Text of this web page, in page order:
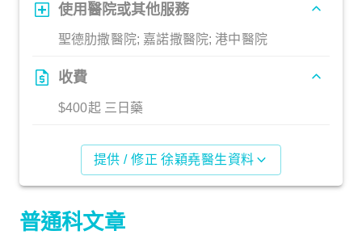
使用醫院或其他服務
聖德肋撒醫院; 嘉諾撒醫院; 港中醫院
收費
$400起 三日藥
提供 / 修正 徐穎堯醫生資料
普通科文章